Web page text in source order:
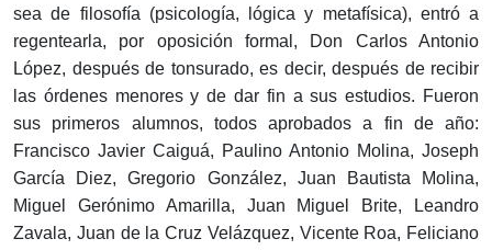
sea de filosofía (psicología, lógica y metafísica), entró a
regentearla, por oposición formal, Don Carlos Antonio
López, después de tonsurado, es decir, después de recibir
las órdenes menores y de dar fin a sus estudios. Fueron
sus primeros alumnos, todos aprobados a fin de año:
Francisco Javier Caiguá, Paulino Antonio Molina, Joseph
García Diez, Gregorio González, Juan Bautista Molina,
Miguel Gerónimo Amarilla, Juan Miguel Brite, Leandro
Zavala, Juan de la Cruz Velázquez, Vicente Roa, Feliciano